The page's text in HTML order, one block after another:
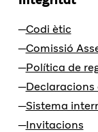
Codi ètic
Comissió
Política de
Declaracions
Sistema
Invitacions